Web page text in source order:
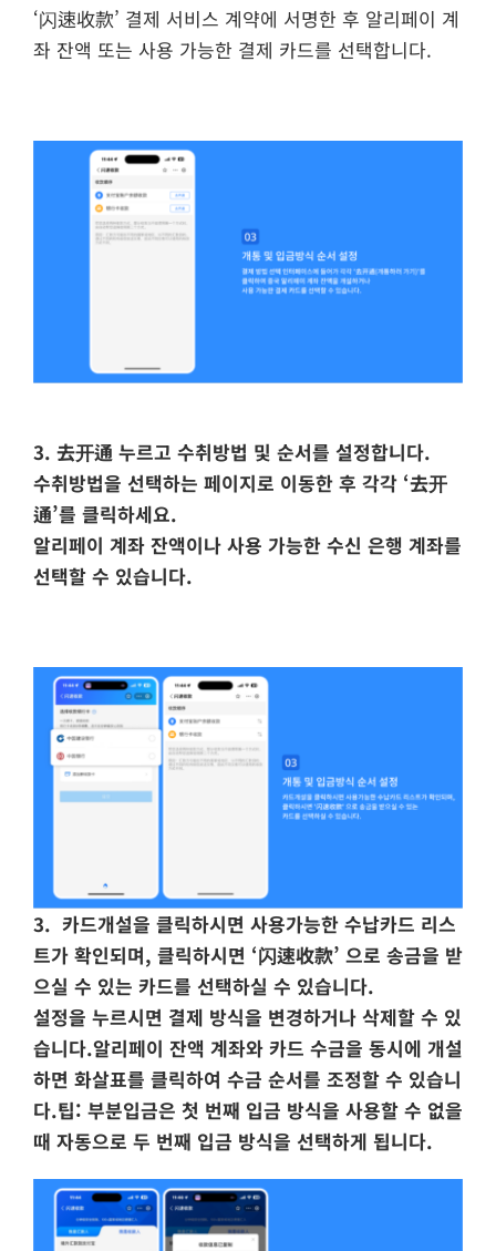
‘闪速收款’ 결제 서비스 계약에 서명한 후 알리페이 계
좌 잔액 또는 사용 가능한 결제 카드를 선택합니다.
3. 去开通 누르고 수취방법 및 순서를 설정합니다.
수취방법을 선택하는 페이지로 이동한 후 각각 ‘去开
通’를 클릭하세요.
알리페이 계좌 잔액이나 사용 가능한 수신 은행 계좌를
선택할 수 있습니다.
3. 카드개설을 클릭하시면 사용가능한 수납카드 리스
트가 확인되며, 클릭하시면 ‘闪速收款’ 으로 송금을 받
으실 수 있는 카드를 선택하실 수 있습니다.
설정을 누르시면 결제 방식을 변경하거나 삭제할 수 있
습니다.알리페이 잔액 계좌와 카드 수금을 동시에 개설
하면 화살표를 클릭하여 수금 순서를 조정할 수 있습니
다.팁: 부분입금은 첫 번째 입금 방식을 사용할 수 없을
때 자동으로 두 번째 입금 방식을 선택하게 됩니다.